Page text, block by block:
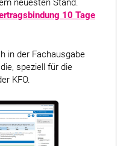
neuesten Stand.
10 Tage
in der Fachausgabe
speziell für die
KFO.